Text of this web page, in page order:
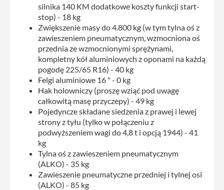
silnika 140 KM dodatkowe koszty funkcji start-
stop) - 18 kg
Zwiększenie masy do 4.800 kg (w tym tylna oś z
zawieszeniem pneumatycznym, wzmocniona oś
przednia ze wzmocnionymi sprężynami,
kompletny kół aluminiowych z oponami na każdą
pogodę 225/65 R16) - 40 kg
Felgi aluminiowe 16 " - 0 kg
Hak holowniczy (proszę wziąć pod uwagę
całkowitą masę przyczepy) - 49 kg
Pojedyncze składane siedzenia z prawej i lewej
strony z tyłu (tylko w połączeniu z
podwyższeniem wagi do 4,8 t i opcją 1944) - 41
kg
Tylna oś z zawieszeniem pneumatycznym
(ALKO) - 35 kg
Zawieszenie pneumatyczne przedniej i tylnej osi
(ALKO) - 85 kg